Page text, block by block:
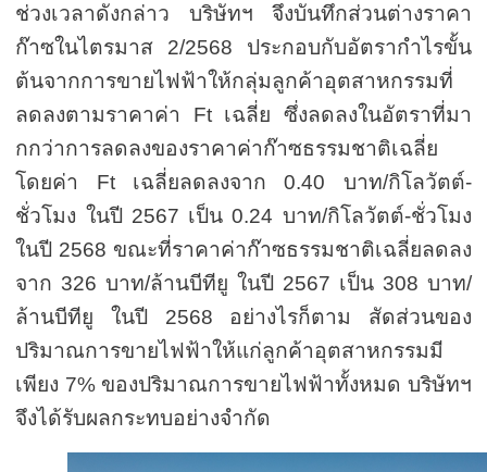
ช่วงเวลาดังกล่าว บริษัทฯ จึงบันทึกส่วนต่างราคา
ก๊าซในไตรมาส 2/2568 ประกอบกับอัตรากำไรขั้น
ต้นจากการขายไฟฟ้าให้กลุ่มลูกค้าอุตสาหกรรมที่
ลดลงตามราคาค่า Ft เฉลี่ย ซึ่งลดลงในอัตราที่มา
กกว่าการลดลงของราคาค่าก๊าซธรรมชาติเฉลี่ย
โดยค่า Ft เฉลี่ยลดลงจาก0.40 บาท/กิโลวัตต์-
ชั่วโมง ในปี 2567 เป็น0.24 บาท/กิโลวัตต์-ชั่วโมง
ในปี 2568 ขณะที่ราคาค่าก๊าซธรรมชาติเฉลี่ยลดลง
จาก 326 บาท/ล้านบีทียู ในปี 2567 เป็น 308 บาท/
ล้านบีทียู ในปี 2568 อย่างไรก็ตาม สัดส่วนของ
ปริมาณการขายไฟฟ้าให้แก่ลูกค้าอุตสาหกรรมมี
เพียง 7%ของปริมาณการขายไฟฟ้าทั้งหมด บริษัทฯ
จึงได้รับผลกระทบอย่างจำกัด